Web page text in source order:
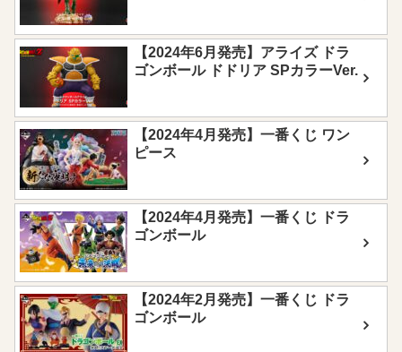
【2024年6月発売】アライズ ドラ
ゴンボール ドドリア SPカラーVer.
【2024年4月発売】一番くじ ワン
ピース
【2024年4月発売】一番くじ ドラ
ゴンボール
【2024年2月発売】一番くじ ドラ
ゴンボール